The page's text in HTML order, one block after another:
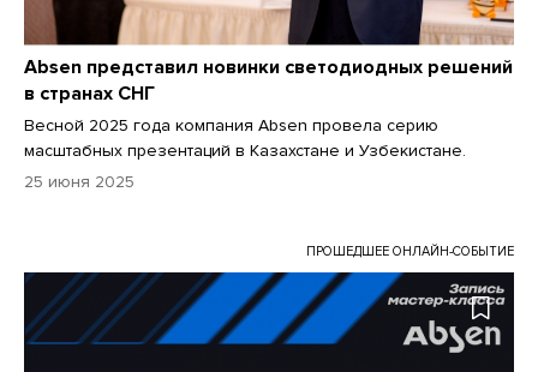
Absen представил новинки светодиодных решений
в странах СНГ
Весной 2025 года компания Absen провела серию
масштабных презентаций в Казахстане и Узбекистане.
25 июня 2025
ПРОШЕДШЕЕ ОНЛАЙН-СОБЫТИЕ